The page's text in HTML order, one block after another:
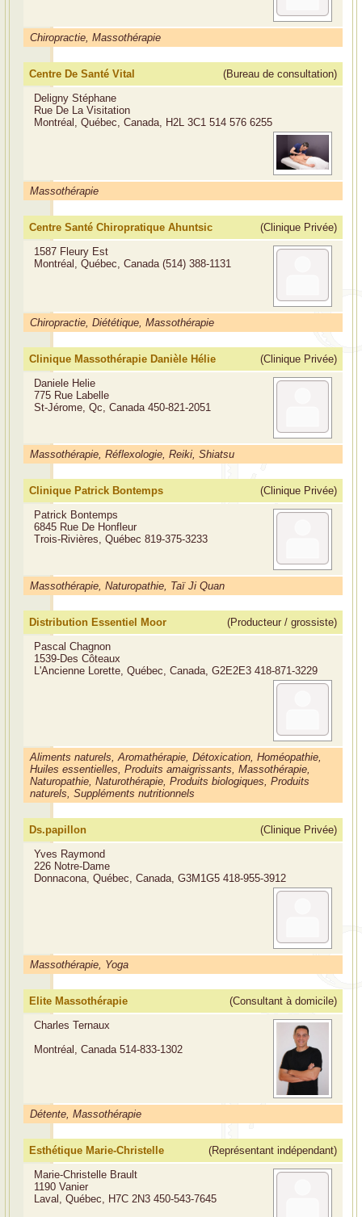
Chiropractie, Massothérapie
Centre De Santé Vital
(Bureau de consultation)
Deligny Stéphane
Rue De La Visitation
Montréal, Québec, Canada, H2L 3C1 514 576 6255
Massothérapie
Centre Santé Chiropratique Ahuntsic
(Clinique Privée)
1587 Fleury Est
Montréal, Québec, Canada (514) 388-1131
Chiropractie, Diététique, Massothérapie
Clinique Massothérapie Danièle Hélie
(Clinique Privée)
Daniele Helie
775 Rue Labelle
St-Jérome, Qc, Canada 450-821-2051
Massothérapie, Réflexologie, Reiki, Shiatsu
Clinique Patrick Bontemps
(Clinique Privée)
Patrick Bontemps
6845 Rue De Honfleur
Trois-Rivières, Québec 819-375-3233
Massothérapie, Naturopathie, Taï Ji Quan
Distribution Essentiel Moor
(Producteur / grossiste)
Pascal Chagnon
1539-Des Côteaux
L'Ancienne Lorette, Québec, Canada, G2E2E3 418-871-3229
Aliments naturels, Aromathérapie, Détoxication, Homéopathie,
Huiles essentielles, Produits amaigrissants, Massothérapie,
Naturopathie, Naturothérapie, Produits biologiques, Produits
naturels, Suppléments nutritionnels
Ds.papillon
(Clinique Privée)
Yves Raymond
226 Notre-Dame
Donnacona, Québec, Canada, G3M1G5 418-955-3912
Massothérapie, Yoga
Elite Massothérapie
(Consultant à domicile)
Charles Ternaux
Montréal, Canada 514-833-1302
Détente, Massothérapie
Esthétique Marie-Christelle
(Représentant indépendant)
Marie-Christelle Brault
1190 Vanier
Laval, Québec, H7C 2N3 450-543-7645